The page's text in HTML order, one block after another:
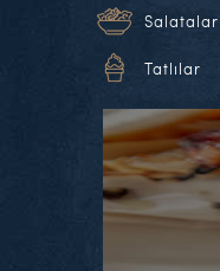
Salatalar
Tatlılar